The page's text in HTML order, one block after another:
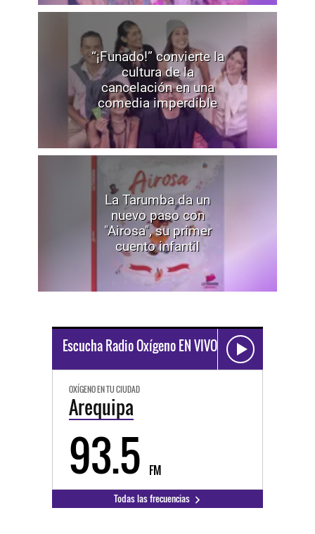
“¡Funado!” convierte la
cultura de la
cancelación en una
comedia imperdible
La Tarumba da un
nuevo paso con
"Airosa", su primer
cuento infantil
Escucha Radio Oxígeno EN VIVO
OXÍGENO EN TU CIUDAD
Arequipa
93.5 FM
Todas las frecuencias